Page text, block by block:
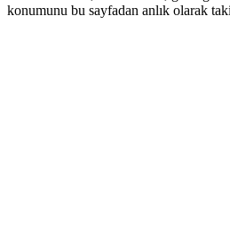
konumunu bu sayfadan anlık olarak